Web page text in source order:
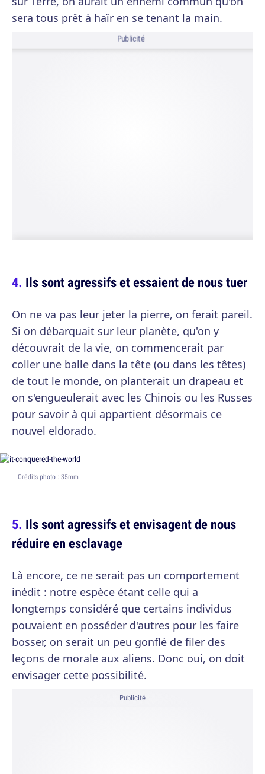
sera tous prêt à haïr en se tenant la main.
Publicité
Ils sont agressifs et essaient de nous tuer
On ne va pas leur jeter la pierre, on ferait pareil.
Si on débarquait sur leur planète, qu'on y
découvrait de la vie, on commencerait par
coller une balle dans la tête (ou dans les têtes)
de tout le monde, on planterait un drapeau et
on s'engueulerait avec les Chinois ou les Russes
pour savoir à qui appartient désormais ce
nouvel eldorado.
Crédits photo : 35mm
Ils sont agressifs et envisagent de nous
réduire en esclavage
Là encore, ce ne serait pas un comportement
inédit : notre espèce étant celle qui a
longtemps considéré que certains individus
pouvaient en posséder d'autres pour les faire
bosser, on serait un peu gonflé de filer des
leçons de morale aux aliens. Donc oui, on doit
envisager cette possibilité.
Publicité